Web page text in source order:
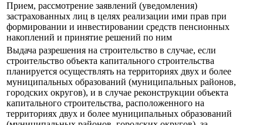
Прием, рассмотрение заявлений (уведомления)
застрахованных лиц в целях реализации ими прав при
формировании и инвестировании средств пенсионных
накоплений и принятие решений по ним
Выдача разрешения на строительство в случае, если
строительство объекта капитального строительства
планируется осуществлять на территориях двух и более
муниципальных образований (муниципальных районов,
городских округов), и в случае реконструкции объекта
капитального строительства, расположенного на
территориях двух и более муниципальных образований